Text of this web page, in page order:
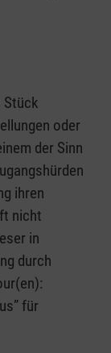
Stück
oder
der Sinn
ihren
nicht
in
durch
für